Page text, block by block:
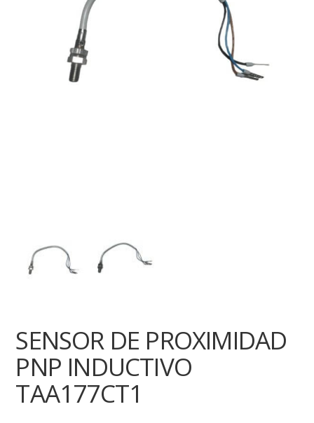
SENSOR DE PROXIMIDAD
PNP INDUCTIVO
TAA177CT1